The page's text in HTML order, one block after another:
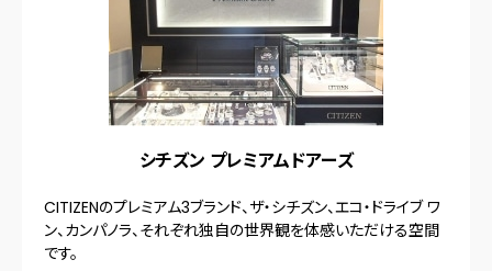
シチズン プレミアムドアーズ
CITIZENのプレミアム3ブランド、ザ・シチズン、エコ・ドライブ ワ
ン、カンパノラ、それぞれ独自の世界観を体感いただける空間
です。